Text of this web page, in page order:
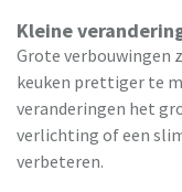
Kleine
Grote verbouwingen
keuken prettiger te
veranderingen het
verlichting of een
verbeteren.